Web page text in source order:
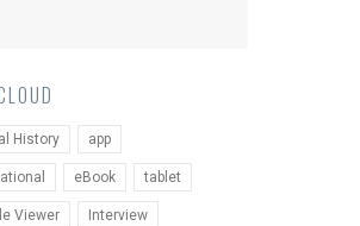
History app
eBook tablet
Viewer Interview